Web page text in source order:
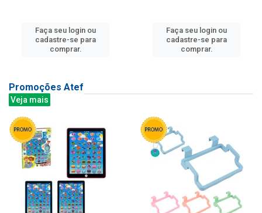
Faça seu login ou
cadastre-se para
comprar.
Faça seu login ou
cadastre-se para
comprar.
Promoções Atef
Veja mais